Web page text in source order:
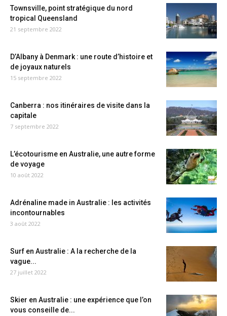
Townsville, point stratégique du nord
tropical Queensland
21 septembre 2022
D’Albany à Denmark : une route d’histoire et
de joyaux naturels
15 septembre 2022
Canberra : nos itinéraires de visite dans la
capitale
7 septembre 2022
L’écotourisme en Australie, une autre forme
de voyage
10 août 2022
Adrénaline made in Australie : les activités
incontournables
3 août 2022
Surf en Australie : A la recherche de la
vague...
27 juillet 2022
Skier en Australie : une expérience que l’on
vous conseille de...